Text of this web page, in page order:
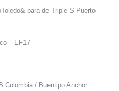
para de Triple-S Puerto
– EF17
Colombia / Buentipo Anchor